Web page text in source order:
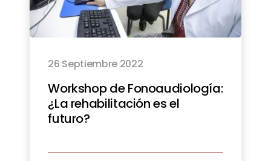
26 Septiembre 2022
Workshop de Fonoaudiología:
¿La rehabilitación es el
futuro?